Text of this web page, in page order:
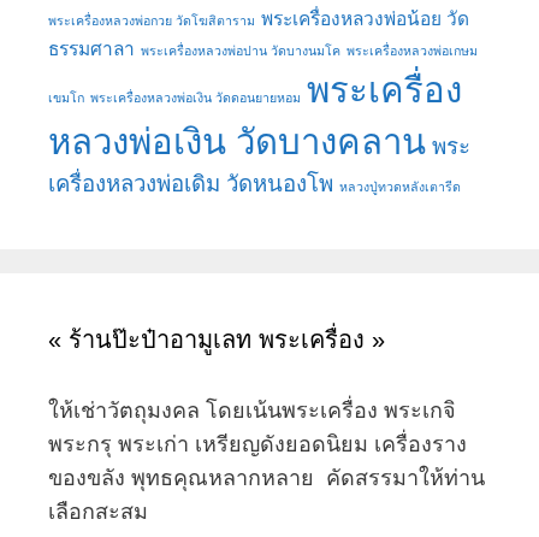
พระเครื่องหลวงพ่อกวย วัดโฆสิตาราม พระเครื่องหลวงพ่อน้อย วัด
ธรรมศาลา พระเครื่องหลวงพ่อปาน วัดบางนมโค พระเครื่องหลวงพ่อเกษม
เขมโก พระเครื่องหลวงพ่อเงิน วัดดอนยายหอม พระเครื่อง
หลวงพ่อเงิน วัดบางคลาน พระ
เครื่องหลวงพ่อเดิม วัดหนองโพ หลวงปู่ทวดหลังเตารีด
« ร้านป๊ะป๋าอามูเลท พระเครื่อง »
ให้เช่าวัตถุมงคล โดยเน้นพระเครื่อง พระเกจิ
พระกรุ พระเก่า เหรียญดังยอดนิยม เครื่องราง
ของขลัง พุทธคุณหลากหลาย คัดสรรมาให้ท่าน
เลือกสะสม